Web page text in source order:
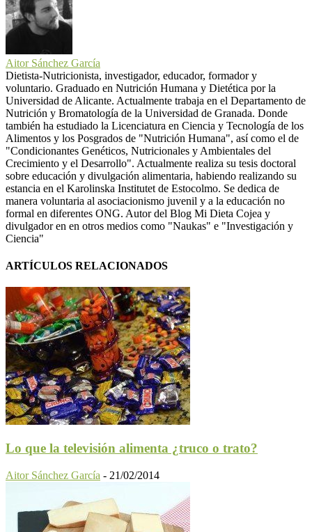
Aitor Sánchez García
Dietista-Nutricionista, investigador, educador, formador y
voluntario. Graduado en Nutrición Humana y Dietética por la
Universidad de Alicante. Actualmente trabaja en el Departamento de
Nutrición y Bromatología de la Universidad de Granada. Donde
también ha estudiado la Licenciatura en Ciencia y Tecnología de los
Alimentos y los Posgrados de "Nutrición Humana", así como el de
"Condicionantes Genéticos, Nutricionales y Ambientales del
Crecimiento y el Desarrollo". Actualmente realiza su tesis doctoral
sobre educación y divulgación alimentaria, habiendo realizando su
estancia en el Karolinska Institutet de Estocolmo. Se dedica de
manera voluntaria al asociacionismo juvenil y a la educación no
formal en diferentes ONG. Autor del Blog Mi Dieta Cojea y
divulgador en en otros medios como "Naukas" e "Investigación y
Ciencia"
ARTÍCULOS RELACIONADOS
Lo que la televisión alimenta ¿truco o trato?
Aitor Sánchez García - 21/02/2014